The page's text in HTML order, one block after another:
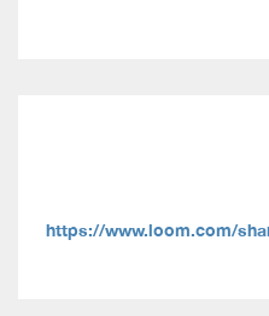
https://www.loom.com/